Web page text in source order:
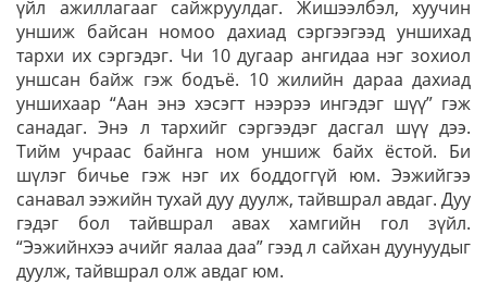
үйл ажиллагааг сайжруулдаг. Жишээлбэл, хуучин
уншиж байсан номоо дахиад сэргээгээд уншихад
тархи их сэргэдэг. Чи 10 дугаар ангидаа нэг зохиол
уншсан байж гэж бодъё. 10 жилийн дараа дахиад
уншихаар “Аан энэ хэсэгт нээрээ ингэдэг шүү” гэж
санадаг. Энэ л тархийг сэргээдэг дасгал шүү дээ.
Тийм учраас байнга ном уншиж байх ёстой. Би
шүлэг бичье гэж нэг их боддоггүй юм. Ээжийгээ
санавал ээжийн тухай дуу дуулж, тайвшрал авдаг. Дуу
гэдэг бол тайвшрал авах хамгийн гол зүйл.
“Ээжийнхээ ачийг яалаа даа” гээд л сайхан дуунуудыг
дуулж, тайвшрал олж авдаг юм.